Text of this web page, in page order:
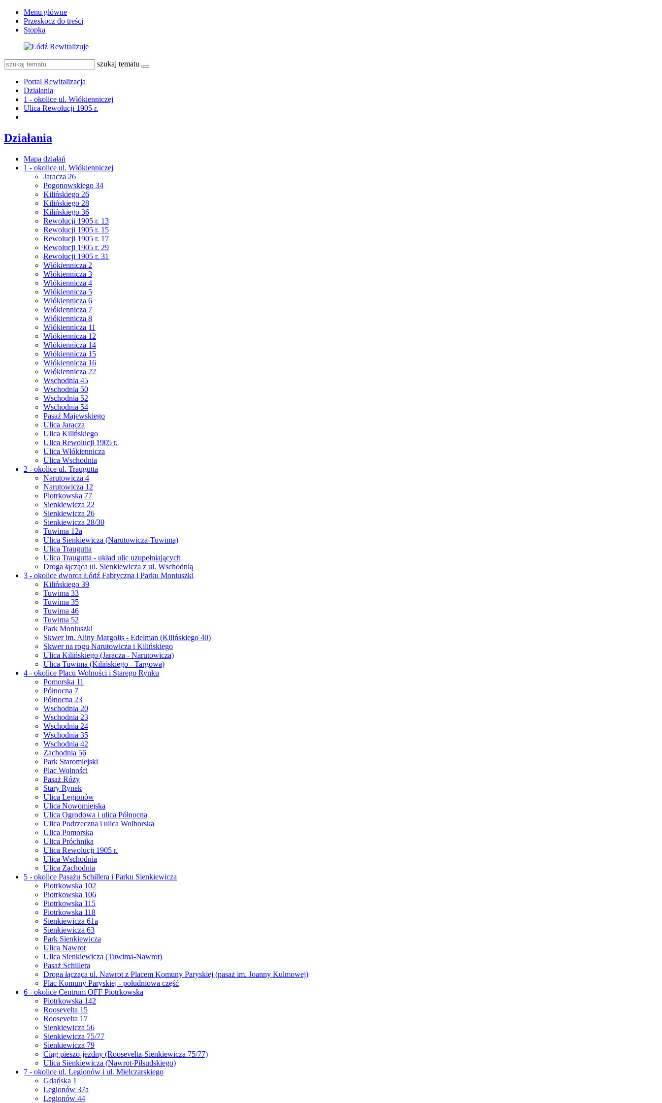
Menu główne
Przeskocz do treści
Stopka
szukaj tematu
Portal Rewitalizacja
Działania
1 - okolice ul. Włókienniczej
Ulica Rewolucji 1905 r.
Działania
Mapa działań
1 - okolice ul. Włókienniczej
Jaracza 26
Pogonowskiego 34
Kilińskiego 26
Kilińskiego 28
Kilińskiego 36
Rewolucji 1905 r. 13
Rewolucji 1905 r. 15
Rewolucji 1905 r. 17
Rewolucji 1905 r. 29
Rewolucji 1905 r. 31
Włókiennicza 2
Włókiennicza 3
Włókiennicza 4
Włókiennicza 5
Włókiennicza 6
Włókiennicza 7
Włókiennicza 8
Włókiennicza 11
Włókiennicza 12
Włókiennicza 14
Włókiennicza 15
Włókiennicza 16
Włókiennicza 22
Wschodnia 45
Wschodnia 50
Wschodnia 52
Wschodnia 54
Pasaż Majewskiego
Ulica Jaracza
Ulica Kilińskiego
Ulica Rewolucji 1905 r.
Ulica Włókiennicza
Ulica Wschodnia
2 - okolice ul. Traugutta
Narutowicza 4
Narutowicza 12
Piotrkowska 77
Sienkiewicza 22
Sienkiewicza 26
Sienkiewicza 28/30
Tuwima 12a
Ulica Sienkiewicza (Narutowicza-Tuwima)
Ulica Traugutta
Ulica Traugutta - układ ulic uzupełniających
Droga łącząca ul. Sienkiewicza z ul. Wschodnią
3 - okolice dworca Łódź Fabryczna i Parku Moniuszki
Kilińskiego 39
Tuwima 33
Tuwima 35
Tuwima 46
Tuwima 52
Park Moniuszki
Skwer im. Aliny Margolis - Edelman (Kilińskiego 40)
Skwer na rogu Narutowicza i Kilińskiego
Ulica Kilińskiego (Jaracza - Narutowicza)
Ulica Tuwima (Kilińskiego - Targowa)
4 - okolice Placu Wolności i Starego Rynku
Pomorska 11
Północna 7
Północna 23
Wschodnia 20
Wschodnia 23
Wschodnia 24
Wschodnia 35
Wschodnia 42
Zachodnia 56
Park Staromiejski
Plac Wolności
Pasaż Róży
Stary Rynek
Ulica Legionów
Ulica Nowomiejska
Ulica Ogrodowa i ulica Północna
Ulica Podrzeczna i ulica Wolborska
Ulica Pomorska
Ulica Próchnika
Ulica Rewolucji 1905 r.
Ulica Wschodnia
Ulica Zachodnia
5 - okolice Pasażu Schillera i Parku Sienkiewicza
Piotrkowska 102
Piotrkowska 106
Piotrkowska 115
Piotrkowska 118
Sienkiewicza 61a
Sienkiewicza 63
Park Sienkiewicza
Ulica Nawrot
Ulica Sienkiewicza (Tuwima-Nawrot)
Pasaż Schillera
Droga łącząca ul. Nawrot z Placem Komuny Paryskiej (pasaż im. Joanny Kulmowej)
Plac Komuny Paryskiej - południowa część
6 - okolice Centrum OFF Piotrkowska
Piotrkowska 142
Roosevelta 15
Roosevelta 17
Sienkiewicza 56
Sienkiewicza 75/77
Sienkiewicza 79
Ciąg pieszo-jezdny (Roosevelta-Sienkiewicza 75/77)
Ulica Sienkiewicza (Nawrot-Piłsudskiego)
7 - okolice ul. Legionów i ul. Mielczarskiego
Gdańska 1
Legionów 37a
Legionów 44